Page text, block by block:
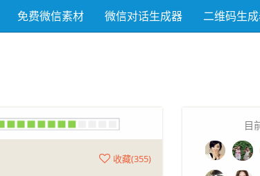
免费微信素材 微信对话生成器 二维码生
收藏(355)
目